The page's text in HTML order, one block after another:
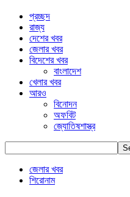
প্রচ্ছদ
রাজ্য
দেশের খবর
জেলার খবর
বিদেশের খবর
বাংলাদেশ
খেলার খবর
আরও
বিনোদন
অফবিট
জ্যোতিষশাস্ত্র
জেলার খবর
শিরোনাম